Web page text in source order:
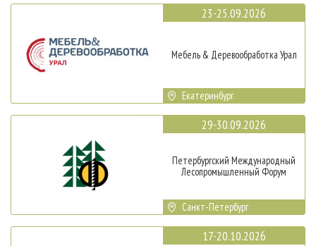
23-25.09.2026
Мебель & Деревообработка Урал
Екатеринбург
29-30.09.2026
Петербургский Международный
Лесопромышленный Форум
Санкт-Петербург
17-20.10.2026